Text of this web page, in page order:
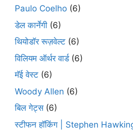
Paulo Coelho (6)
डेल कार्नेगी (6)
थियोडॉर रूज़वेल्ट (6)
विलियम ऑर्थर वार्ड(6)
मॅई वेस्ट (6)
Woody Allen (6)
बिल गेट्स(6)
स्टीफन हॉकिंग | Stephen